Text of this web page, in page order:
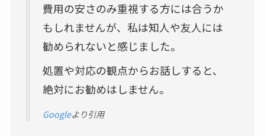
費用の安さのみ重視する方には合うか
もしれませんが、私は知人や友人には
勧められないと感じました。
処置や対応の観点からお話しすると、
絶対にお勧めはしません。
Googleより引用